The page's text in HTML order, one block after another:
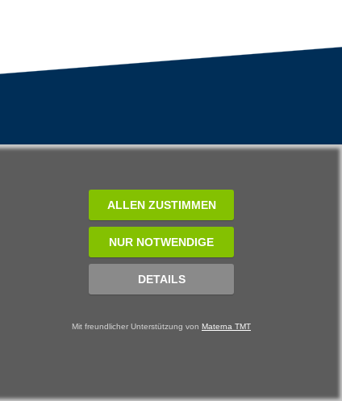
ALLEN ZUSTIMMEN
NUR NOTWENDIGE
DETAILS
Mit freundlicher Unterstützung von Materna TMT